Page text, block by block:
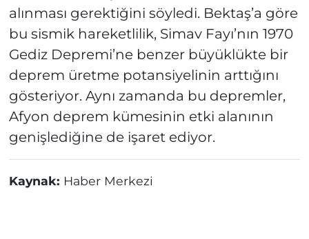
alınması gerektiğini söyledi. Bektaş’a göre
bu sismik hareketlilik, Simav Fayı’nın 1970
Gediz Depremi’ne benzer büyüklükte bir
deprem üretme potansiyelinin arttığını
gösteriyor. Aynı zamanda bu depremler,
Afyon deprem kümesinin etki alanının
genişlediğine de işaret ediyor.
Kaynak: Haber Merkezi